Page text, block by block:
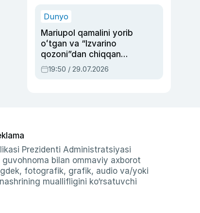
Dunyo
Mariupol qamalini yorib
oʻtgan va “Izvarino
qozoni”dan chiqqan
qahramon — Ukraina
armiyasi bosh
19:50 / 29.07.2026
Prezidenti Administratsiyasi
bilan ommaviy axborot
fotografik, grafik, audio va/yoki
muallifligini ko‘rsatuvchi